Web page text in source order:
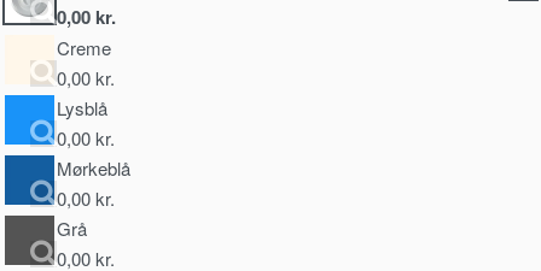
0,00 kr.
Creme
0,00kr.
Lysblå
0,00kr.
Mørkeblå
0,00kr.
Grå
0,00kr.